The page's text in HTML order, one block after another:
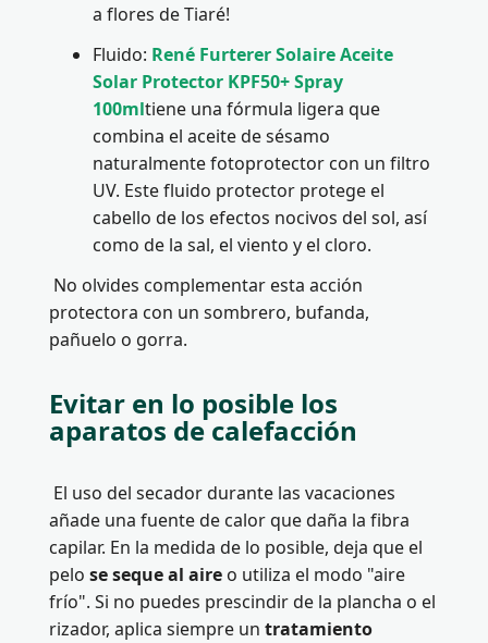
a flores de Tiaré!
Fluido: René Furterer Solaire Aceite
Solar Protector KPF50+ Spray
100mltiene una fórmula ligera que
combina el aceite de sésamo
naturalmente fotoprotector con un filtro
UV. Este fluido protector protege el
cabello de los efectos nocivos del sol, así
como de la sal, el viento y el cloro.
No olvides complementar esta acción
protectora con un sombrero, bufanda,
pañuelo o gorra.
Evitar en lo posible los
aparatos de calefacción
El uso del secador durante las vacaciones
añade una fuente de calor que daña la fibra
capilar. En la medida de lo posible, deja que el
pelo se seque al aire o utiliza el modo "aire
frío". Si no puedes prescindir de la plancha o el
rizador, aplica siempre un tratamiento